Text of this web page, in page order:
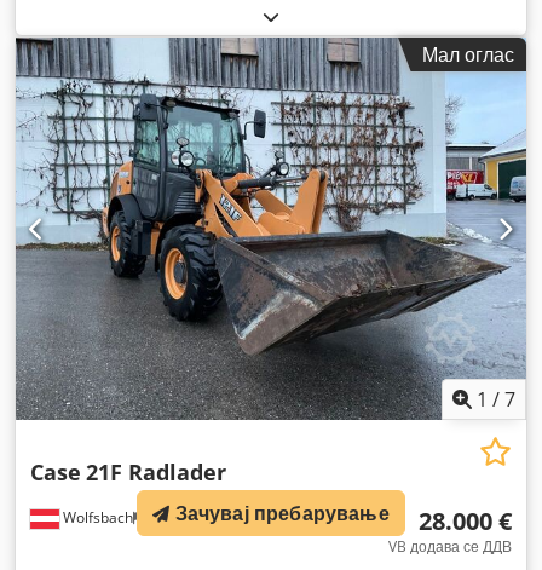
Мал оглас
1 /7
Wolfsbach 913 km
Case 21F Radlader
28.000 €
VB додава се ДДВ
Зачувај пребарување